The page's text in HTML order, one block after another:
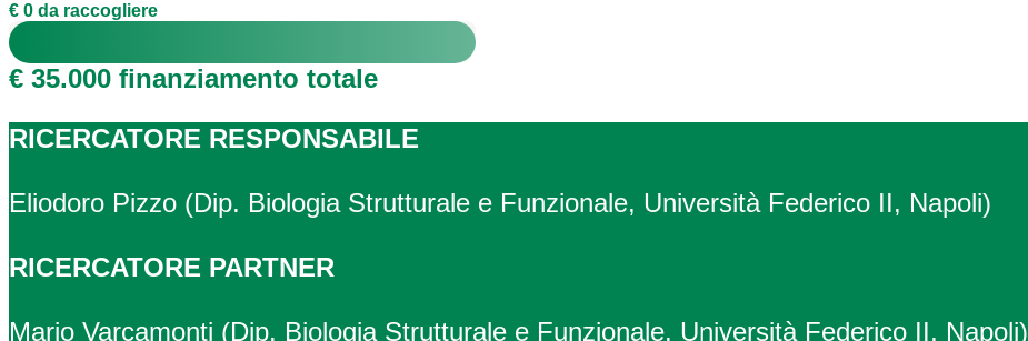
€ 0 da raccogliere
€ 35.000 finanziamento totale
RICERCATORE RESPONSABILE
Eliodoro Pizzo (Dip. Biologia Strutturale e Funzionale, Università Federico II, Napoli)
RICERCATORE PARTNER
Mario Varcamonti (Dip. Biologia Strutturale e Funzionale, Università Federico II, Napoli)